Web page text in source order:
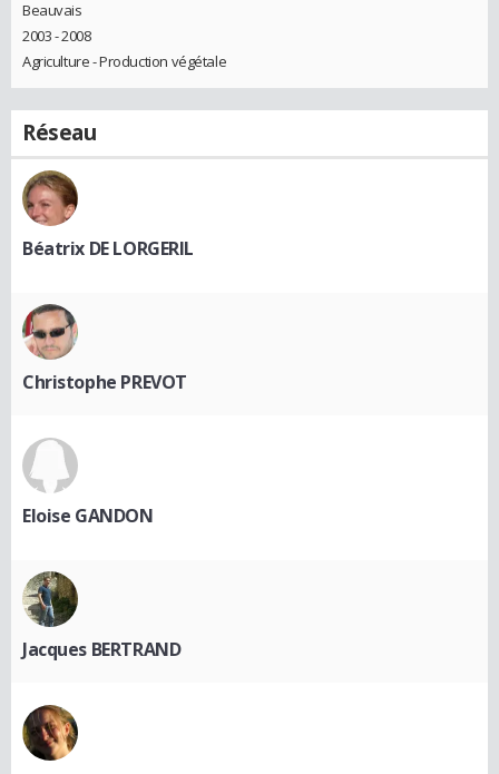
Beauvais
2003 - 2008
Agriculture - Production végétale
Réseau
Béatrix DE LORGERIL
Christophe PREVOT
Eloise GANDON
Jacques BERTRAND